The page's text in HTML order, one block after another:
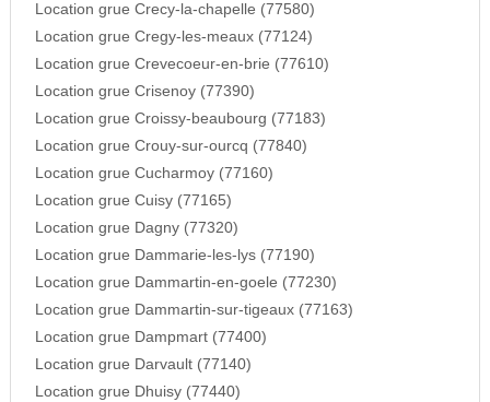
Location grue Crecy-la-chapelle (77580)
Location grue Cregy-les-meaux (77124)
Location grue Crevecoeur-en-brie (77610)
Location grue Crisenoy (77390)
Location grue Croissy-beaubourg (77183)
Location grue Crouy-sur-ourcq (77840)
Location grue Cucharmoy (77160)
Location grue Cuisy (77165)
Location grue Dagny (77320)
Location grue Dammarie-les-lys (77190)
Location grue Dammartin-en-goele (77230)
Location grue Dammartin-sur-tigeaux (77163)
Location grue Dampmart (77400)
Location grue Darvault (77140)
Location grue Dhuisy (77440)